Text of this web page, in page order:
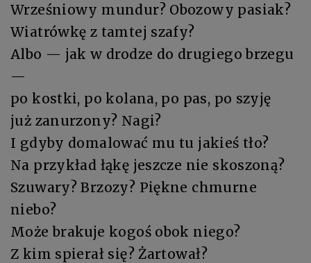
Wrześniowy mundur? Obozowy pasiak?
Wiatrówkę z tamtej szafy?
Albo — jak w drodze do drugiego brzegu
—
po kostki, po kolana, po pas, po szyję
już zanurzony? Nagi?
I gdyby domalować mu tu jakieś tło?
Na przykład łąkę jeszcze nie skoszoną?
Szuwary? Brzozy? Piękne chmurne
niebo?
Może brakuje kogoś obok niego?
Z kim spierał się? Żartował?